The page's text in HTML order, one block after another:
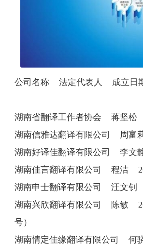
公司名称 法定代表人 成立日
湖南省翻译工作者协会 蒋坚
湖南信雅达翻译有限公司 周富
湖南好译佳翻译有限公司 李文
湖南佳言翻译有限公司 程洁
湖南申士翻译有限公司 汪文钊
湖南兴欣翻译有限公司 陈敏
号）
湖南情定佳缘翻译有限公司 何